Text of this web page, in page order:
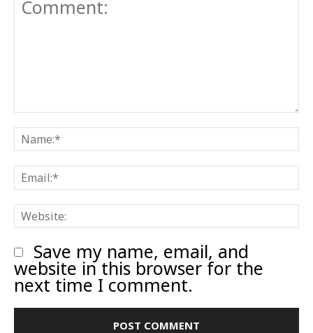
Comment:
Save my name, email, and
website in this browser for the
next time I comment.